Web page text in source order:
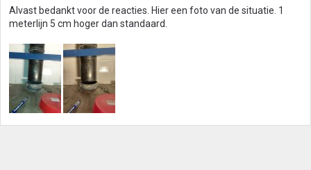
g
:
Alvast bedankt voor de reacties. Hier een foto van de situatie. 1
meterlijn 5 cm hoger dan standaard.